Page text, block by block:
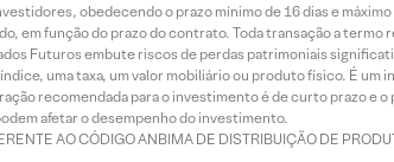
obedecendo o prazo mínimo de 16 dias e
em função do prazo do contrato. Toda transação a
Futuros embute riscos de perdas patrimoniais
uma taxa, um valor mobiliário ou produto físico. É
recomendada para o investimento é de curto prazo
afetar o desempenho do investimento.
AO CÓDIGO ANBIMA DE DISTRIBUIÇÃO DE